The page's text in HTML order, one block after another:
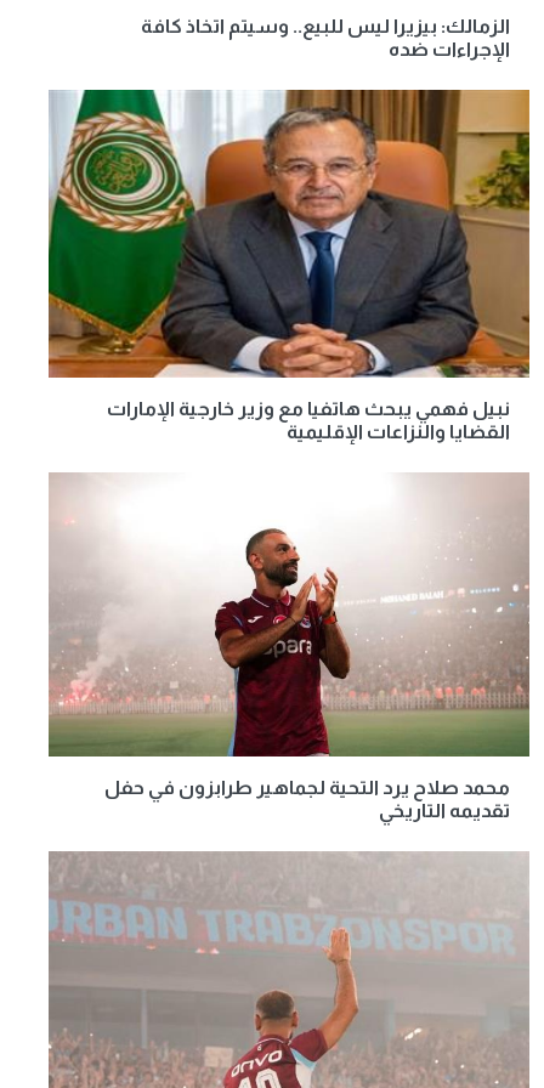
الزمالك: بيزيرا ليس للبيع.. وسيتم اتخاذ كافة
الإجراءات ضده
نبيل فهمي يبحث هاتفيا مع وزير خارجية الإمارات
القضايا والنزاعات الإقليمية
محمد صلاح يرد التحية لجماهير طرابزون في حفل
تقديمه التاريخي